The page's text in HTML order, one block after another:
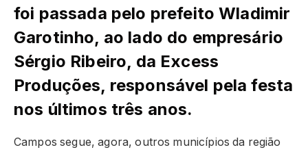
foi passada pelo prefeitoWladimir
Garotinho, ao lado do empresário
Sérgio Ribeiro, da Excess
Produções, responsável pela festa
nos últimos três anos.
Campos segue, agora, outros municípios da região